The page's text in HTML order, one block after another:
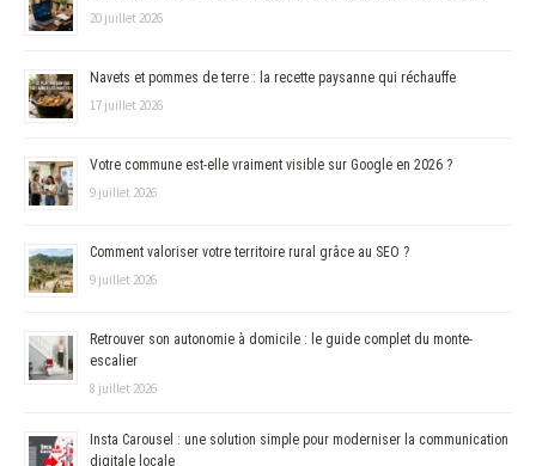
20 juillet 2026
Navets et pommes de terre : la recette paysanne qui réchauffe
17 juillet 2026
Votre commune est-elle vraiment visible sur Google en 2026 ?
9 juillet 2026
Comment valoriser votre territoire rural grâce au SEO ?
9 juillet 2026
Retrouver son autonomie à domicile : le guide complet du monte-
escalier
8 juillet 2026
Insta Carousel : une solution simple pour moderniser la communication
digitale locale